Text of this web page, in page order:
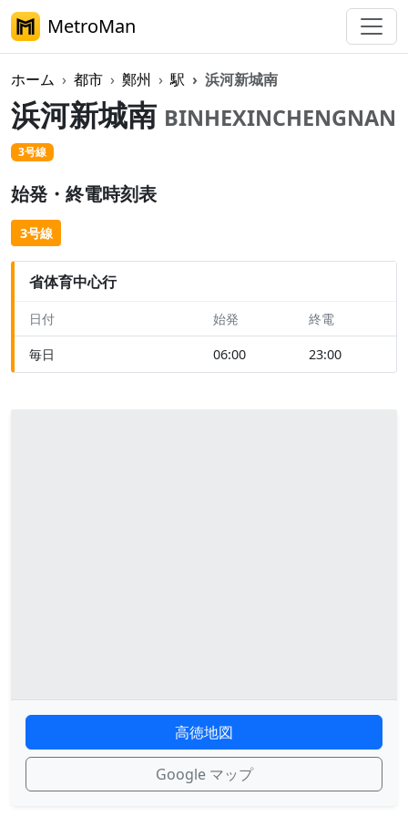
MetroMan
ホーム 都市 鄭州 駅 浜河新城南
浜河新城南 BINHEXINCHENGNAN
3号線
始発・終電時刻表
3号線
省体育中心行
日付 始発 終電
毎日 06:00 23:00
高徳地図
Google マップ